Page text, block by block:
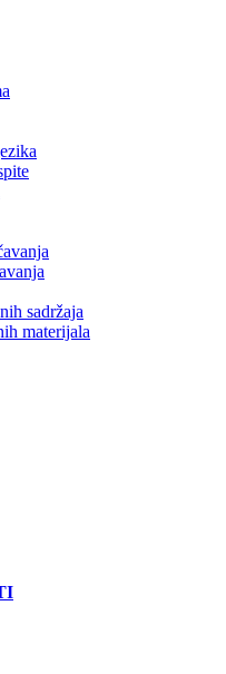
sadržaja
materijala